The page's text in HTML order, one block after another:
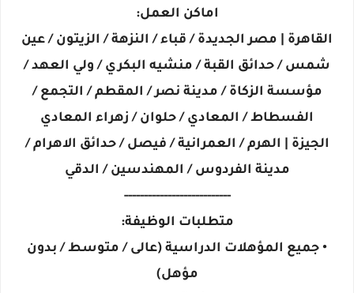
اماكن العمل:
القاهرة | مصر الجديدة / قباء / النزهة / الزيتون / عين
شمس / حدائق القبة / منشيه البكري / ولي العهد /
مؤسسة الزكاة / مدينة نصر / المقطم / التجمع /
الفسطاط / المعادي / حلوان / زهراء المعادي
الجيزة | الهرم / العمرانية / فيصل / حدائق الاهرام /
مدينة الفردوس / المهندسين / الدقي
---------------------------
متطلبات الوظيفة:
• جميع المؤهلات الدراسية (عالى / متوسط / بدون
مؤهل)